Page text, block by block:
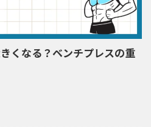
くなる？ベンチプレスの重